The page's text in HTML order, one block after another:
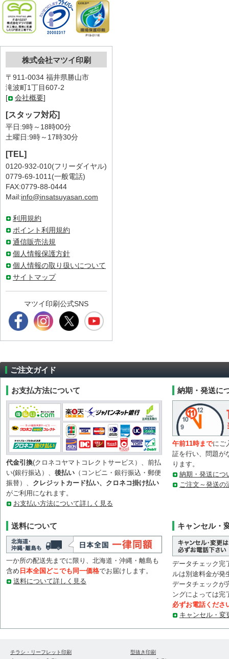
株式会社マツイ印刷
〒911-0034 福井県勝山市
滝波町1丁目607-2
[
会社概要]
[スタッフ対応]
平日:9時～18時00分
土曜日:9時～17時30分
[TEL]
0120-932-010(フリーダイヤル)
0779-69-1011(一般電話)
FAX:0779-88-0444
Mail:info@insatsuyasan.com
利用規約
ポイント利用規約
通信販売法規
個人情報保護方針
個人情報の取り扱いについて
サイトマップ
マツイ印刷公式SNS
ご注文ガイド
お支払方法について
代金引換(クロネコヤマトコレクトサービス）、前払
い(銀行振込）、 後払い （コンビニ・銀行振込・郵便
振替）、 クレジットカード払い、クロネコ掛け払い
がご利用になれます。
お支払い方法について詳しく見る
送料について
一か所の配送先までに限り、北海道・沖縄・離島も
含め 日本全国どこでも同一価格でお届けします。
送料について詳しく見る
納期・発送に
午前11時までにご
証を行い、問題が
ります。
納期・発送につ
ご注文～発送の
キャンセル・
データチェック完
ルは別途料金が発
データチェックが
ングによっては完
必ずお電話くださ
キャンセル・変
チラシ・リーフレット印刷
型抜き印刷